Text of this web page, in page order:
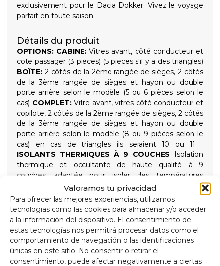
Valoramos tu privacidad
Para ofrecer las mejores experiencias, utilizamos
tecnologías como las cookies para almacenar y/o acceder
a la información del dispositivo. El consentimiento de
estas tecnologías nos permitirá procesar datos como el
comportamiento de navegación o las identificaciones
únicas en este sitio. No consentir o retirar el
consentimiento, puede afectar negativamente a ciertas
exclusivement pour le Dacia Dokker. Vivez le voyage
parfait en toute saison.
Détails du produit
OPTIONS: CABINE:Vitres avant, côté conducteur et
côté passager (3 pièces) (5 pièces s'il y a des triangles)
BOÎTE: 2 côtés de la 2ème rangée de sièges, 2 côtés
de la 3ème rangée de sièges et hayon ou double
porte arrière selon le modèle (5 ou 6 pièces selon le
cas) COMPLET:Vitre avant, vitres côté conducteur et
copilote, 2 côtés de la 2ème rangée de sièges, 2 côtés
de la 3ème rangée de sièges et hayon ou double
porte arrière selon le modèle (8 ou 9 pièces selon le
cas) en cas de triangles ils seraient 10 ou 11
ISOLANTS THERMIQUES À 9 COUCHES Isolation
thermique et occultante de haute qualité à 9
couches, adaptée pour isoler des températures
élevées et basses pour un plus grand confort intérieur
et offrir une obscurité totale pour des nuits
reposantes, maintenue en place par des ventouses
vissées à haute aspiration faciles à retirer pour
simplifier l'installation.
Composition
Aluminium 90 microns, anti-ultraviolet et résistant
aux rayures.